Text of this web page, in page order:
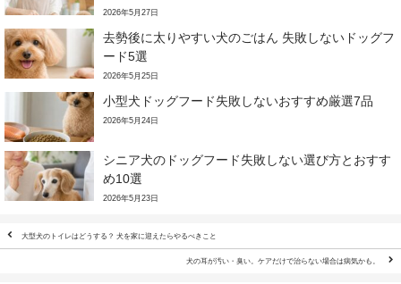
2026年5月27日
去勢後に太りやすい犬のごはん 失敗しないドッグフ
ード5選
2026年5月25日
小型犬ドッグフード失敗しないおすすめ厳選7品
2026年5月24日
シニア犬のドッグフード失敗しない選び方とおすす
め10選
2026年5月23日
大型犬のトイレはどうする？ 犬を家に迎えたらやるべきこと
犬の耳が汚い・臭い。ケアだけで治らない場合は病気かも。